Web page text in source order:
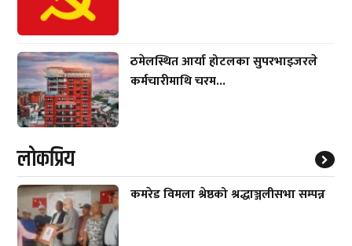
ठमेलस्थित आर्या होटलका सुपरभाइजरले
कर्मचारीमाथि चरम...
लाेकप्रिय
कमरेड विमला श्रेष्ठको श्रद्धाञ्जलीसभा सम्पन्न